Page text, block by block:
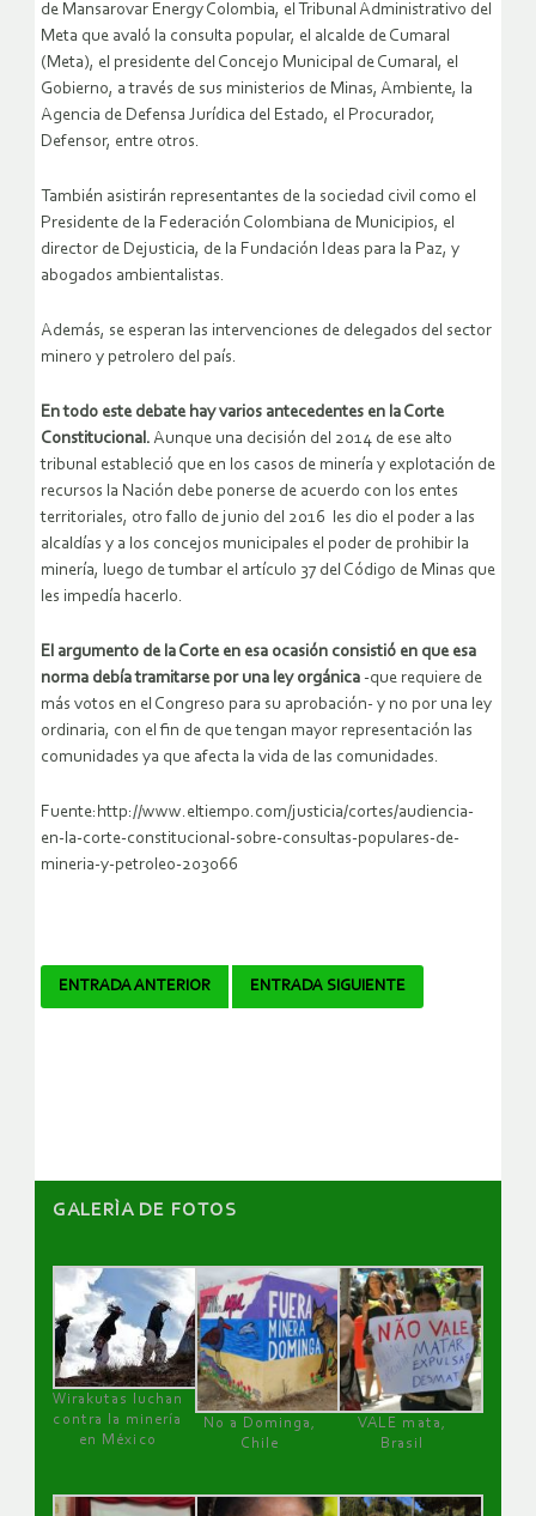
de Mansarovar Energy Colombia, el Tribunal Administrativo del
Meta que avaló la consulta popular, el alcalde de Cumaral
(Meta), el presidente del Concejo Municipal de Cumaral, el
Gobierno, a través de sus ministerios de Minas, Ambiente, la
Agencia de Defensa Jurídica del Estado, el Procurador,
Defensor, entre otros.
También asistirán representantes de la sociedad civil como el
Presidente de la Federación Colombiana de Municipios, el
director de Dejusticia, de la Fundación Ideas para la Paz, y
abogados ambientalistas.
Además, se esperan las intervenciones de delegados del sector
minero y petrolero del país.
En todo este debate hay varios antecedentes en la Corte
Constitucional. Aunque una decisión del 2014 de ese alto
tribunal estableció que en los casos de minería y explotación de
recursos la Nación debe ponerse de acuerdo con los entes
territoriales, otro fallo de junio del 2016 les dio el poder a las
alcaldías y a los concejos municipales el poder de prohibir la
minería, luego de tumbar el artículo 37 del Código de Minas que
les impedía hacerlo.
El argumento de la Corte en esa ocasión consistió en que esa
norma debía tramitarse por una ley orgánica -que requiere de
más votos en el Congreso para su aprobación- y no por una ley
ordinaria, con el fin de que tengan mayor representación las
comunidades ya que afecta la vida de las comunidades.
Fuente:http://www.eltiempo.com/justicia/cortes/audiencia-
en-la-corte-constitucional-sobre-consultas-populares-de-
mineria-y-petroleo-203066
Navegador
ENTRADA ANTERIOR ENTRADA SIGUIENTE
GALERÌA DE FOTOS
Wirakutas luchan
contra la minería
en México
No a Dominga,
Chile
VALE mata,
Brasil